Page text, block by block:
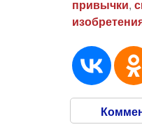
привычки,